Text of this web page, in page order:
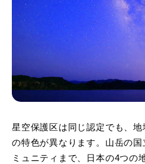
星空保護区は同じ認定でも、
の特色が異なります。山岳の
ミュニティまで、日本の4つの